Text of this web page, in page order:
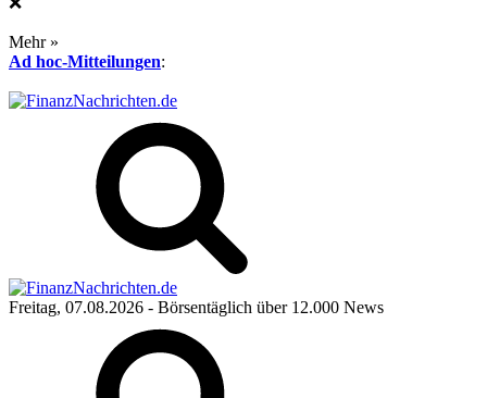
Mehr »
Ad hoc-Mitteilungen:
Freitag, 07.08.2026 - Börsentäglich über 12.000 News